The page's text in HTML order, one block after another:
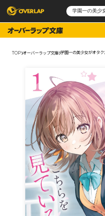
コミックガルド
コミッククリエ
コミックエッセイ
ポケットモンスター
アニメ
ゲーム
企業
会社概要
採用情報
アクセス
オーバーラップホールディング
オーバ
オーバー
オーバー
TOP オーバーラップ文庫 学園一の美少女がオタ